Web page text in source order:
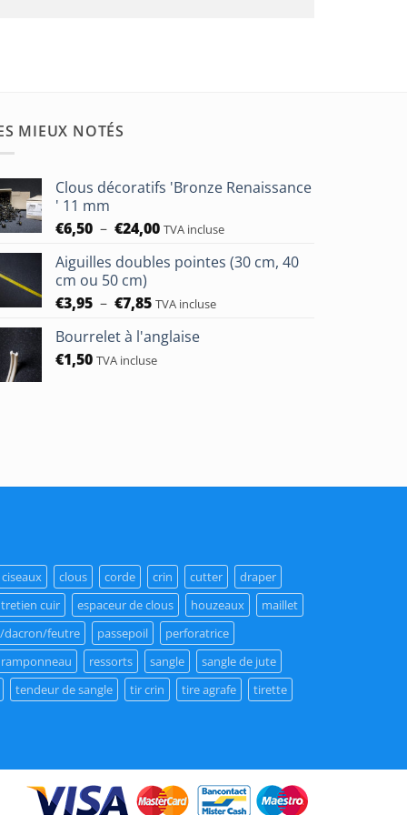
MIEUX NOTÉS
Clous décoratifs 'Bronze Renaissance
' 11 mm
€6,50 – €24,00Plage
prix :
à
TVA incluse
Aiguilles doubles pointes (30 cm, 40
cm ou 50 cm)
€3,95 – €7,85Plage
prix :
€3,95
TVA incluse
Bourrelet à l'anglaise
€1,50 TVA incluse
ciseaux clous corde crin cutter
draper
cuir espaceur de clous houzeaux
maillet
dacron/feutre passepoil
perforatrice
ramponneau ressorts sangle
sangle de jute
tendeur de sangle tir crin tire agrafe
tirette